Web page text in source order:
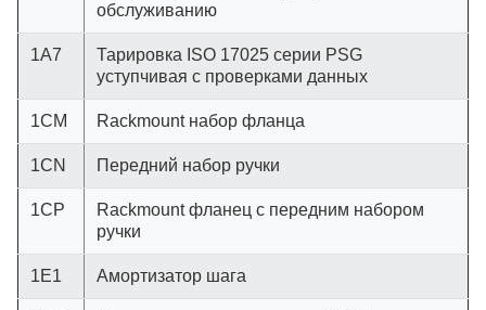
обслуживанию
1A7
Тарировка ISO 17025 серии PSG
уступчивая с проверками данных
1CM Rackmount набор фланца
1CN Передний набор ручки
1CP
Rackmount фланец с передним набором
ручки
1E1 Амортизатор шага